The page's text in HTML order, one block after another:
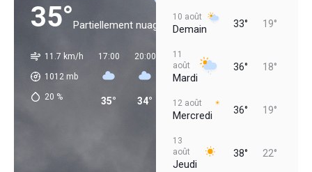
35° Partiellement nuageux
11.7 km/h
1012 mb
20 %
17:00
35°
20:00
34°
23:00
26°
02:00
20°
10 août
Demain 33° 19°
11
août
Mardi
36° 18°
12 août
Mercredi 36° 19°
13
août
Jeudi
38° 22°